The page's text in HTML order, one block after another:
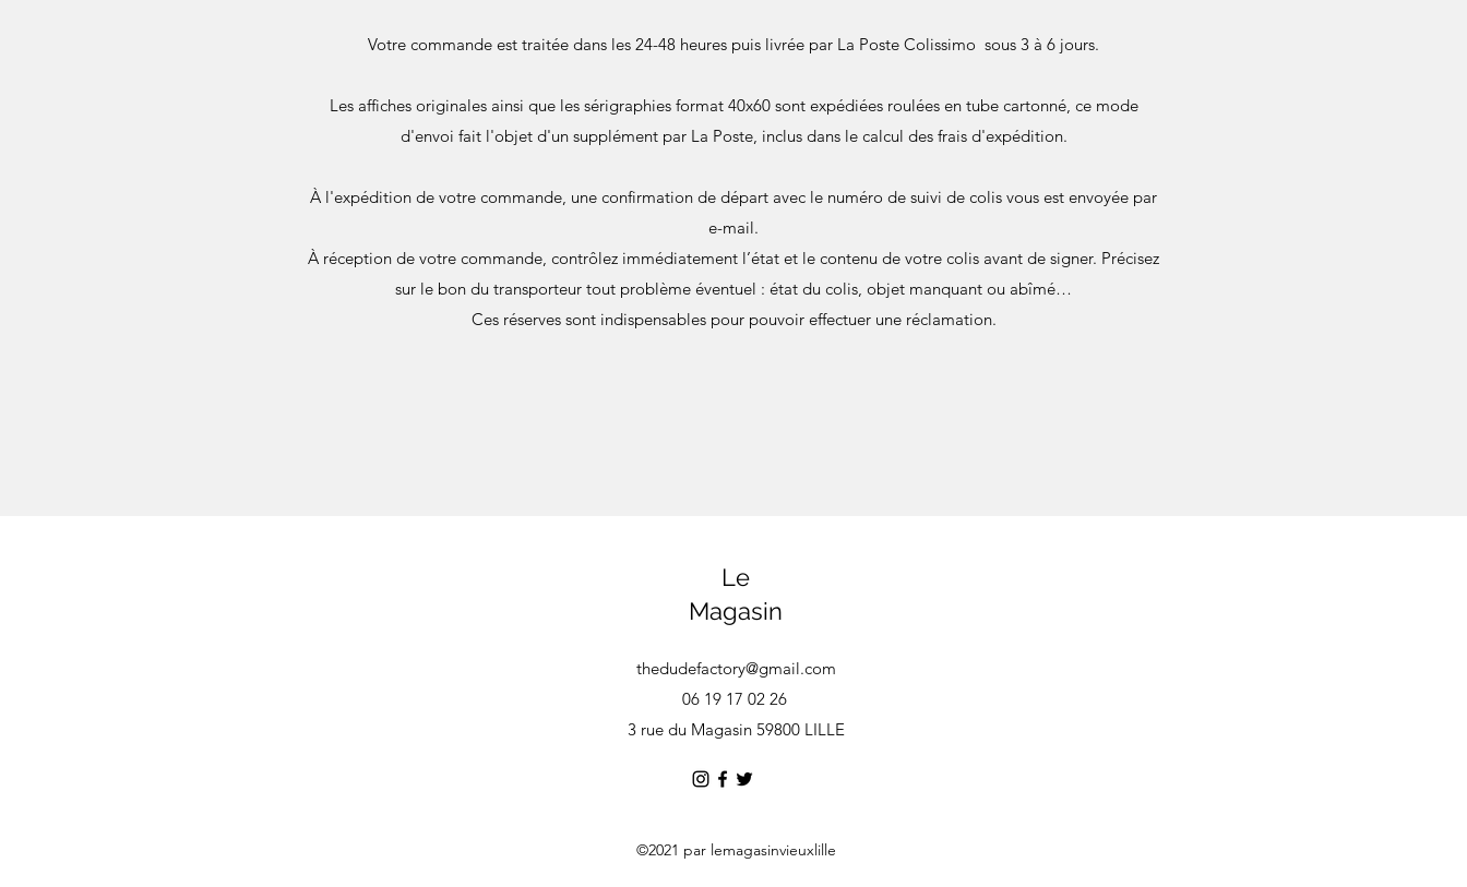
Votre commande est traitée dans les 24-48 heures puis livrée par La Poste Colissimo sous 3 à 6 jours.
Les affiches originales ainsi que les sérigraphies format 40x60 sont expédiées roulées en tube cartonné, ce mode
d'envoi fait l'objet d'un supplément par La Poste, inclus dans le calcul des frais d'expédition.
À l'expédition de votre commande, une confirmation de départ avec le numéro de suivi de colis vous est envoyée par
e-mail.
À réception de votre commande, contrôlez immédiatement l’état et le contenu de votre colis avant de signer. Précisez
sur le bon du transporteur tout problème éventuel : état du colis, objet manquant ou abîmé…
Ces réserves sont indispensables pour pouvoir effectuer une réclamation.
Le
Magasin
thedudefactory@gmail.com
06 19 17 02 26
3 rue du Magasin 59800 LILLE
©2021 par lemagasinvieuxlille